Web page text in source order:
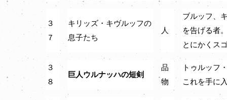
３
７
キリッズ・キヴルッフの
息子たち
人
ブルッフ、
を告げる者
とにかくス
３
８
巨人ウルナッハの短剣
品
物
トゥルッフ
これを手に